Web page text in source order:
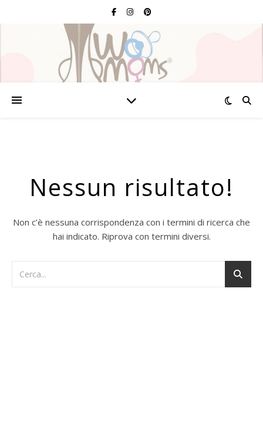
Nessun risultato!
Non c’è nessuna corrispondenza con i termini di ricerca che
hai indicato. Riprova con termini diversi.